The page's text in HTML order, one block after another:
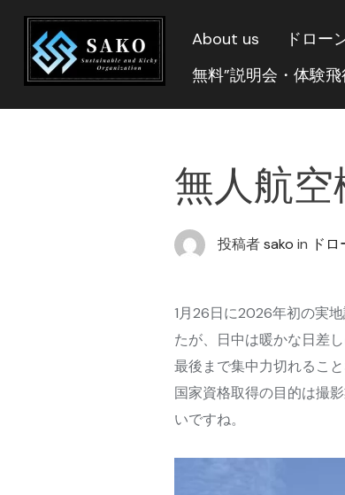
About us ドロー
無料”説明会・体験
無人航
投稿者sako in ド
1月26日に2026年初の実
たが、日中は暖かな日差し
最後まで集中力切れるこ
国家資格取得の目的は撮
いですね。